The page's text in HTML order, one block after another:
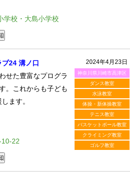
学校・大島小学校
2024年4月23日
神奈川県川崎市高津区
ダンス教室
水泳教室
体操・新体操教室
テニス教室
バスケットボール教室
クライミング教室
ゴルフ教室
24 溝ノ口
せた豊富なプログラ
。これからも子ども
ます。
22